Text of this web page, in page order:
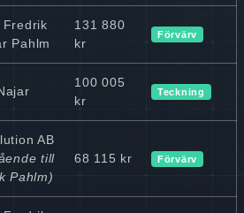
Fredrik
Pahlm
131 880
kr
Förvärv
100 005
kr
Teckning
AB
till
Pahlm)
68 115 kr Förvärv